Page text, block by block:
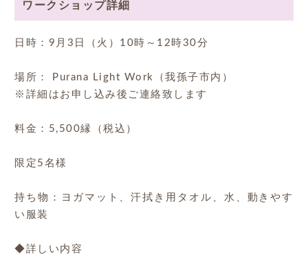
ワークショップ詳細
日時：9月3日（火）10時～12時30分
場所： Purana Light Work（我孫子市内）
※詳細はお申し込み後ご連絡致します
料金：5,500縁（税込）
限定5名様
持ち物：ヨガマット、汗拭き用タオル、水、動きやす
い服装
◆詳しい内容